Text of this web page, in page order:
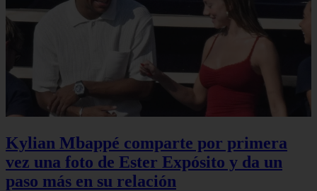
Kylian Mbappé comparte por primera
vez una foto de Ester Expósito y da un
paso más en su relación